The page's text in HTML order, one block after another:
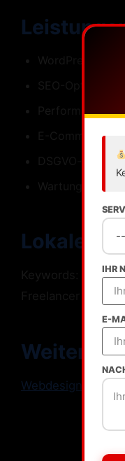
IHR
E-
WordPress-
SEO-
Performance
E-Commerce
DSGVO-
Wartung
Lokale
Keywords:
Freelancer
Weitere
Webdesign